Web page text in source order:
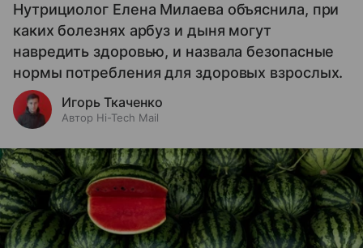
Нутрициолог Елена Милаева объяснила, при
каких болезнях арбуз и дыня могут
навредить здоровью, и назвала безопасные
нормы потребления для здоровых взрослых.
Игорь Ткаченко
Автор Hi-Tech Mail